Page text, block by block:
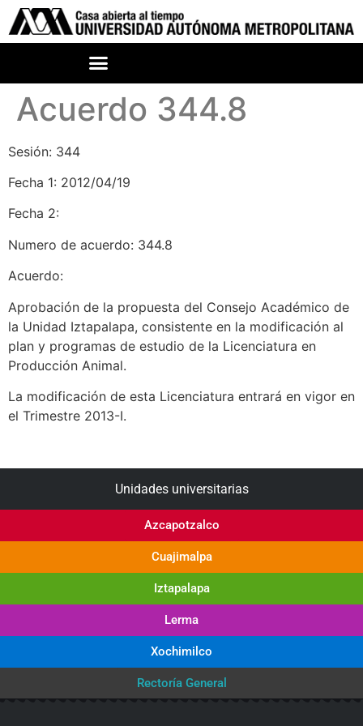
Acuerdo 344.8
Sesión: 344
Fecha 1: 2012/04/19
Fecha 2:
Numero de acuerdo: 344.8
Acuerdo:
Aprobación de la propuesta del Consejo Académico de
la Unidad Iztapalapa, consistente en la modificación al
plan y programas de estudio de la Licenciatura en
Producción Animal.
La modificación de esta Licenciatura entrará en vigor en
el Trimestre 2013-I.
Unidades universitarias
Azcapotzalco
Cuajimalpa
Iztapalapa
Lerma
Xochimilco
Rectoría General